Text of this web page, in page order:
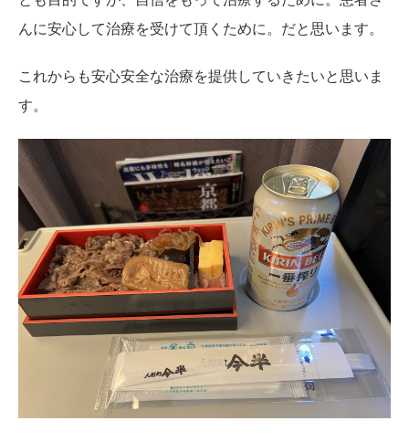
んに安心して治療を受けて頂くために。だと思います。
これからも安心安全な治療を提供していきたいと思いま
す。